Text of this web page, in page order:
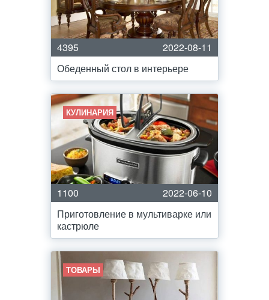
4395
2022-08-11
Обеденный стол в интерьере
КУЛИНАРИЯ
1100
2022-06-10
Приготовление в мультиварке или
кастрюле
ТОВАРЫ